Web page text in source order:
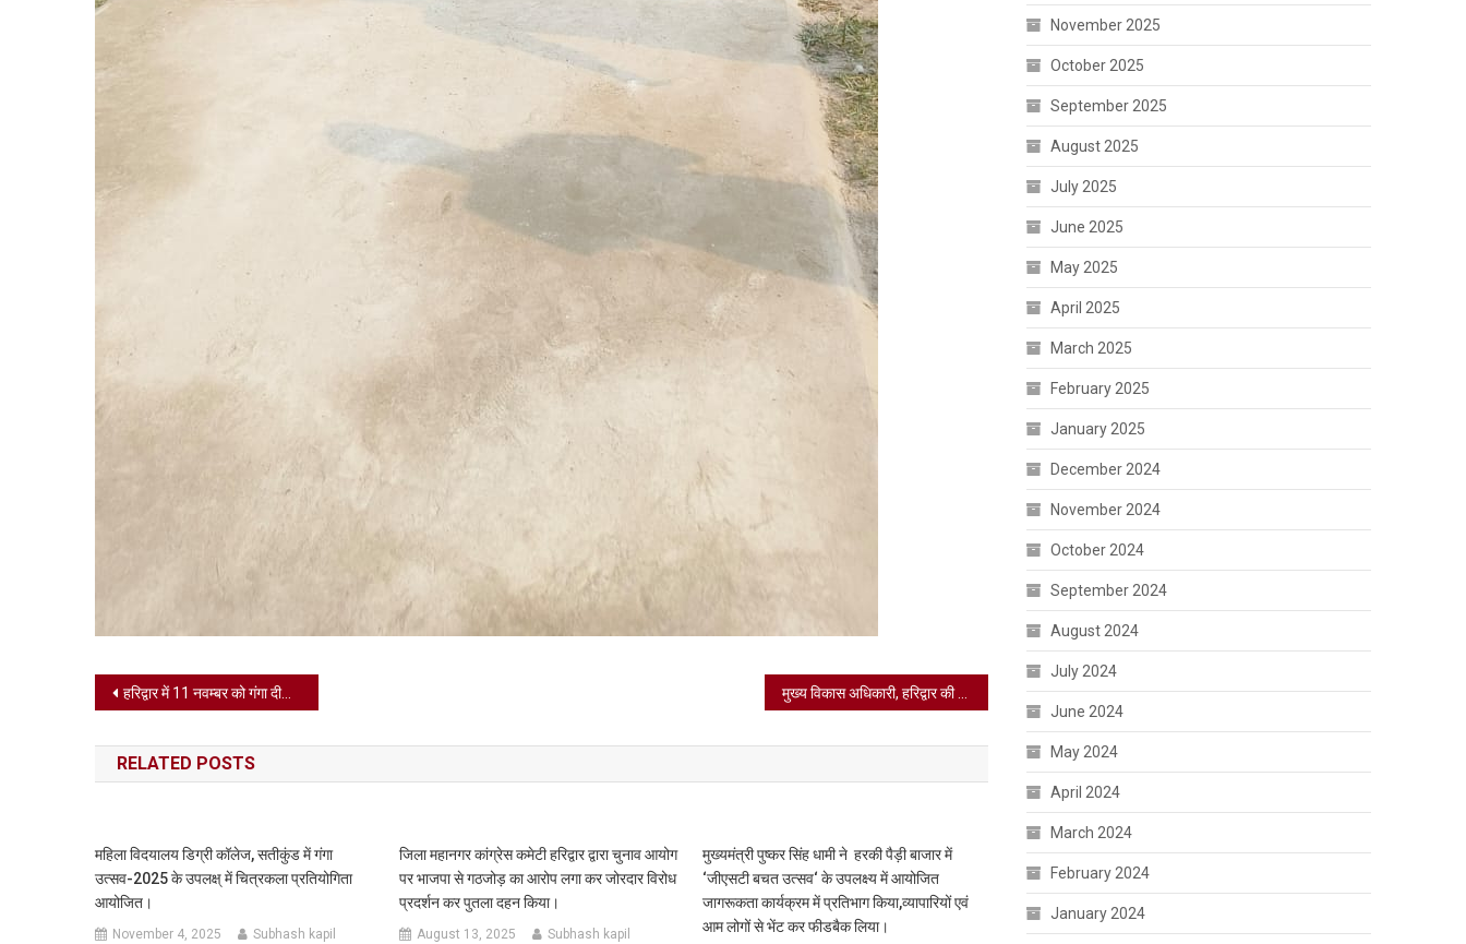
Post
navigation
हरिद्वार में 11 नवम्बर को गंगा दीपोत्सव व भजन सन्ध्या का आयोजन और एक लाख दीपक जलाए जाएंगे,राज्य स्थापना दिवस के उपलक्ष्य में 6 नवम्बर से 12 नवम्बर तक विभिन्न कार्यक्रमों का होगा आयोजन ।
RELATED POSTS
महिला विद‌यालय डिग्री कॉलेज, सतीकुंड में गंगा
उत्सव-2025 के उपलक्ष् में चित्रकला प्रतियोगिता
आयोजित।
November 4, 2025 Subhash kapil
जिला महानगर कांग्रेस कमेटी हरिद्वार द्वारा चुनाव आयोग
पर भाजपा से गठजोड़ का आरोप लगा कर जोरदार विरोध
प्रदर्शन कर पुतला दहन किया।
August 13, 2025 Subhash kapil
मुख्यमंत्री पुष्कर सिंह धामी ने हरकी पैड़ी बाजार में
‘जीएसटी बचत उत्सव‘ के उपलक्ष्य में आयोजित
जागरूकता कार्यक्रम में प्रतिभाग किया,व्यापारियों एवं
आम लोगों से भेंट कर फीडबैक लिया।
November 2025
October 2025
September 2025
August 2025
July 2025
June 2025
May 2025
April 2025
March 2025
February 2025
January 2025
December 2024
November 2024
October 2024
September 2024
August 2024
July 2024
June 2024
May 2024
April 2024
March 2024
February 2024
January 2024